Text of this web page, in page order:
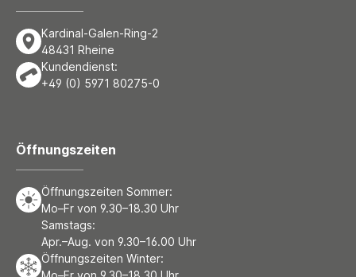
Kardinal-Galen-Ring-2
48431 Rheine
Kundendienst:
+49 (0) 5971 80275-0
Öffnungszeiten
Öffnungszeiten Sommer:
Mo–Fr von 9.30–18.30 Uhr
Samstags:
Apr.–Aug. von 9.30–16.00 Uhr
Öffnungszeiten Winter: